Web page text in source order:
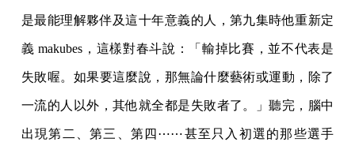
是最能理解夥伴及這十年意義的人，第九集時他重新定
義 makubes，這樣對春斗說：「輸掉比賽，並不代表是
失敗喔。如果要這麼說，那無論什麼藝術或運動，除了
一流的人以外，其他就全都是失敗者了。」聽完，腦中
出現第二、第三、第四⋯⋯甚至只入初選的那些選手